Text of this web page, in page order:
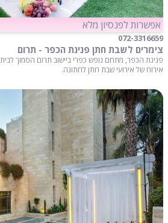
אפשרות לפנסיון מלא
072-3316659
צימרים לשבת חתן פנינת הכפר - תרום
פנינת הכפר, מתחם נופש כפרי ביישוב תרום הסמוך
אירוח של אירועי שבת חתן לחתונה.